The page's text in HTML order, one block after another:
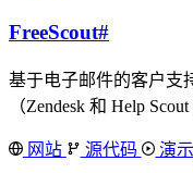
FreeScout#
基于电子邮件的客户支
（Zendesk 和 Help
网站 源代码 演示